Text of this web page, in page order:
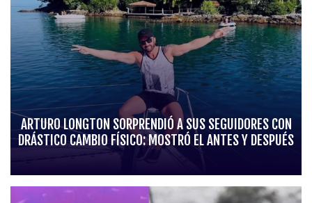
ARTURO LONGTON SORPRENDIÓ A SUS SEGUIDORES CON
DRÁSTICO CAMBIO FÍSICO: MOSTRÓ EL ANTES Y DESPUÉS